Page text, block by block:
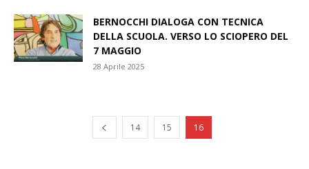
BERNOCCHI DIALOGA CON TECNICA
DELLA SCUOLA. VERSO LO SCIOPERO DEL
7 MAGGIO
28 Aprile 2025
14 15 16